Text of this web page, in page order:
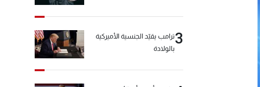
3ترامب يقيّد الجنسية الأميركية
بالولادة